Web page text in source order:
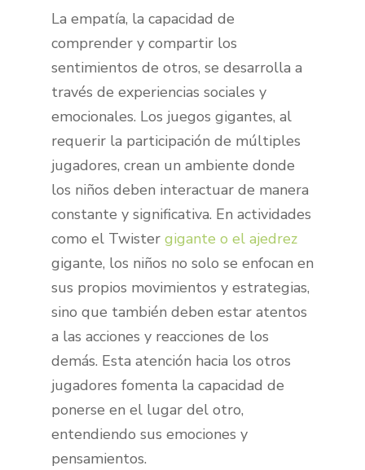
La empatía, la capacidad de
comprender y compartir los
sentimientos de otros, se desarrolla a
través de experiencias sociales y
emocionales. Los juegos gigantes, al
requerir la participación de múltiples
jugadores, crean un ambiente donde
los niños deben interactuar de manera
constante y significativa. En actividades
como el Twister gigante o el ajedrez
gigante, los niños no solo se enfocan en
sus propios movimientos y estrategias,
sino que también deben estar atentos
a las acciones y reacciones de los
demás. Esta atención hacia los otros
jugadores fomenta la capacidad de
ponerse en el lugar del otro,
entendiendo sus emociones y
pensamientos.